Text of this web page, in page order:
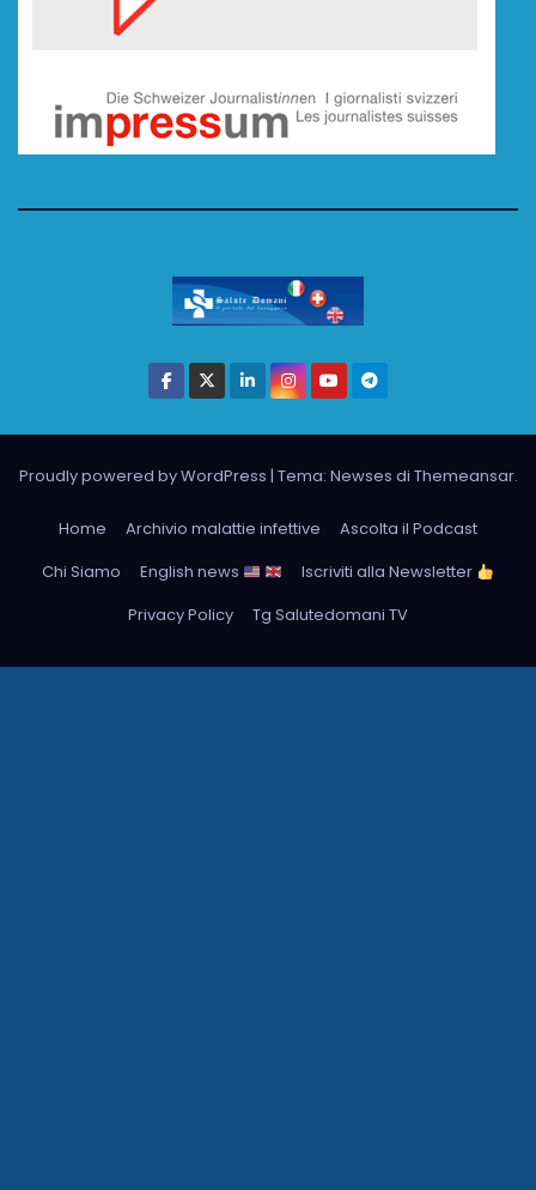
Proudly powered by WordPress | Tema: Newses di Themeansar.
Home Archivio malattie infettive
Ascolta il Podcast
Chi Siamo
English news
Iscriviti alla Newsletter
Privacy Policy
Tg Salutedomani TV